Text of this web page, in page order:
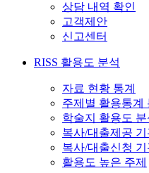
상담 내역 확인
고객제안
신고센터
RISS 활용도 분석
자료 현황 통계
주제별 활용통계
학술지 활용도 분
복사/대출제공 기
복사/대출신청 기
활용도 높은 주제